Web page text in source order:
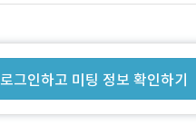
로그인하고 미팅 정보 확인하기